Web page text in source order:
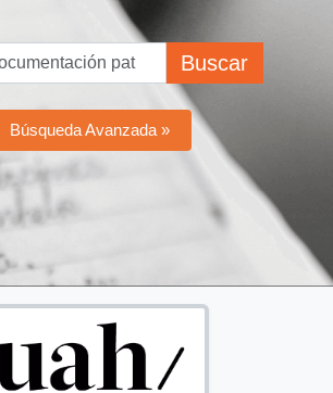
Buscar
Búsqueda Avanzada »